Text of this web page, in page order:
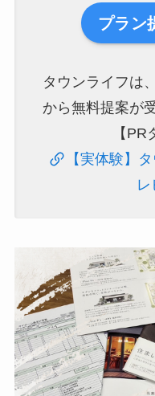
プラン
タウンライフは
から無料提案が
【PR
【実体験】